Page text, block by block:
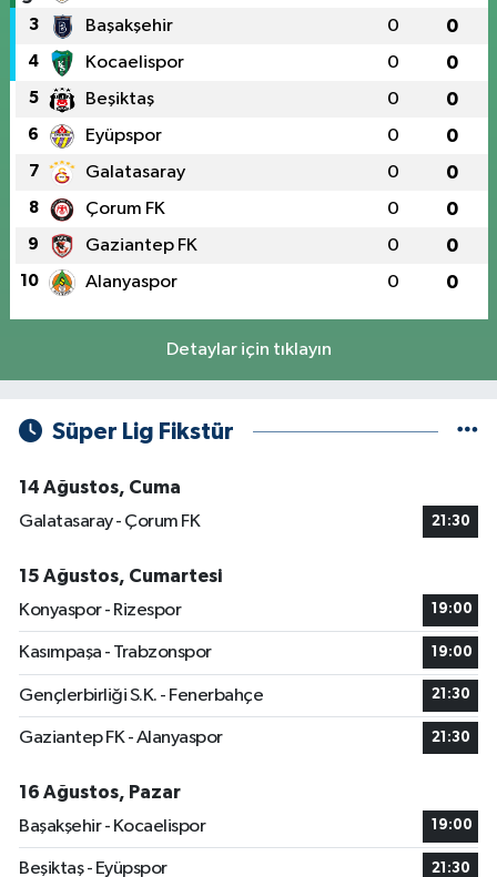
3 Başakşehir 0 0
4 Kocaelispor 0 0
5 Beşiktaş 0 0
6 Eyüpspor 0 0
7 Galatasaray 0 0
8 Çorum FK 0 0
9 Gaziantep FK 0 0
10 Alanyaspor 0 0
Detaylar için tıklayın
Süper Lig Fikstür
14 Ağustos, Cuma
Galatasaray - Çorum FK
21:30
15 Ağustos, Cumartesi
Konyaspor - Rizespor
19:00
Kasımpaşa - Trabzonspor 19:00
Gençlerbirliği S.K. - Fenerbahçe 21:30
Gaziantep FK - Alanyaspor 21:30
16 Ağustos, Pazar
Başakşehir - Kocaelispor
19:00
Beşiktaş - Eyüpspor 21:30